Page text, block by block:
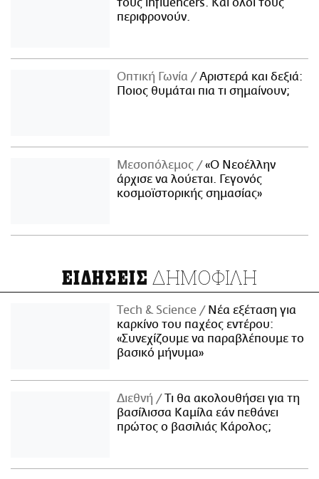
τους influencers. Και όλοι τους
περιφρονούν.
Οπτική Γωνία
Αριστερά και δεξιά:
Ποιος θυμάται πια τι σημαίνουν;
Μεσοπόλεμος
«Ο Νεοέλλην
άρχισε να λούεται. Γεγονός
κοσμοϊστορικής σημασίας»
ΕΙΔΗΣΕΙΣ ΔΗΜΟΦΙΛΗ
Τech & Science
Νέα εξέταση για
καρκίνο του παχέος εντέρου:
«Συνεχίζουμε να παραβλέπουμε το
βασικό μήνυμα»
Διεθνή
Τι θα ακολουθήσει για τη
βασίλισσα Καμίλα εάν πεθάνει
πρώτος ο βασιλιάς Κάρολος;